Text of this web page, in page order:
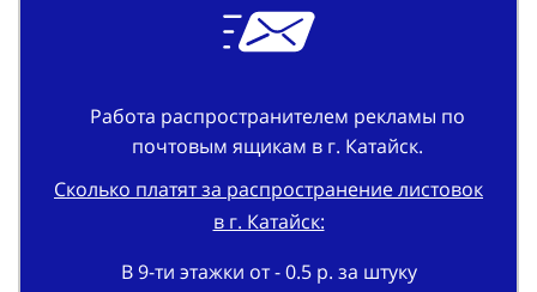
Работа распространителем рекламы по
почтовым ящикам в г. Катайск.
Сколько платят за распространение листовок
в г. Катайск:
В 9-ти этажки от - 0.5 р. за штуку